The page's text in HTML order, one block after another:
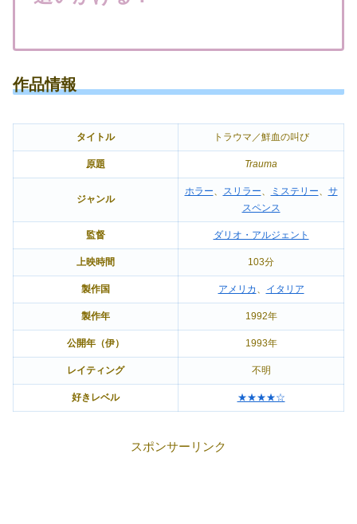
作品情報
タイトル トラウマ／鮮血の叫び
原題 Trauma
ジャンル
ホラー、 スリラー、 ミステリー、 サ
スペンス
監督 ダリオ・アルジェント
上映時間 103分
製作国 アメリカ 、 イタリア
製作年 1992年
公開年（伊） 1993年
レイティング 不明
好きレベル ★★★★☆
スポンサーリンク